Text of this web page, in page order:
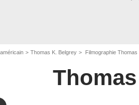
Thomas K. Belgrey Filmographie Thomas